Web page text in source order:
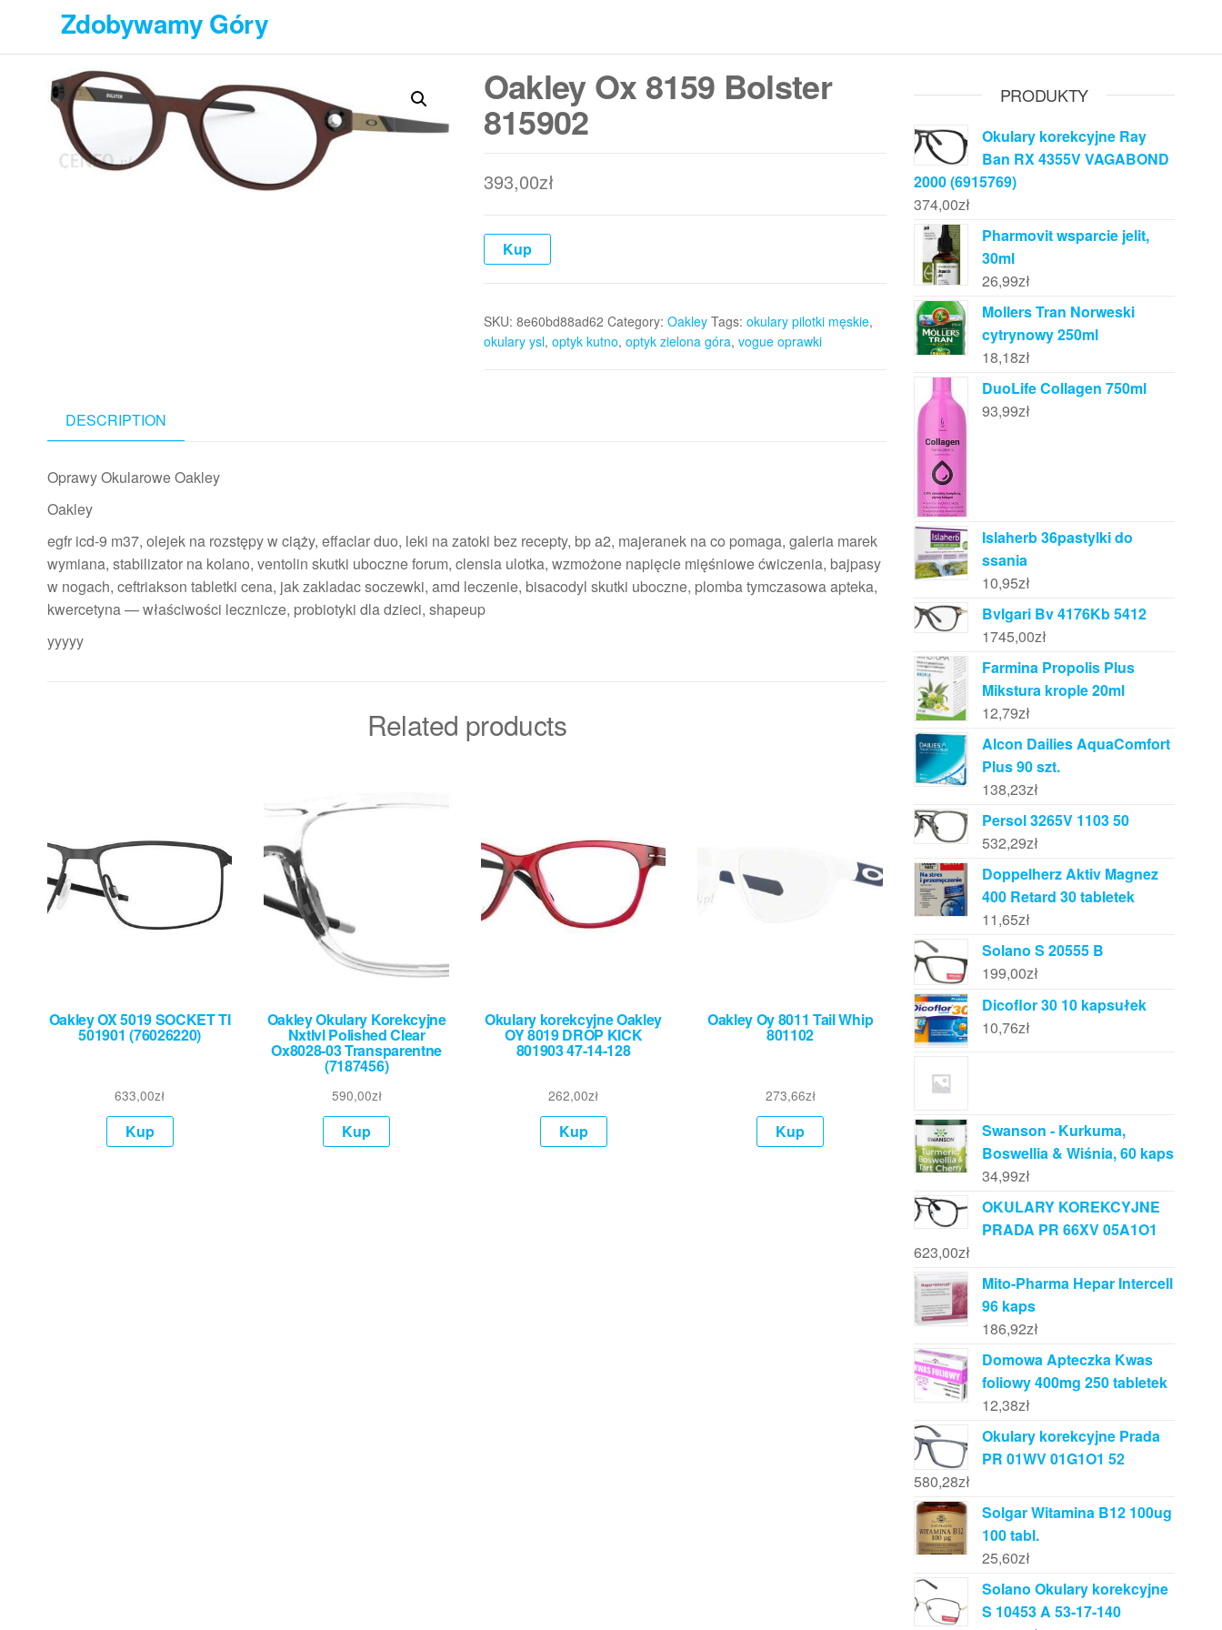
treści
Zdobywamy Góry
Oakley Ox 8159 Bolster
815902
393,00zł
Kup
SKU: 8e60bd88ad62 Category: Oakley Tags: okulary pilotki męskie,
okulary ysl, optyk kutno, optyk zielona góra, vogue oprawki
DESCRIPTION
Oprawy Okularowe Oakley
Oakley
egfr icd-9 m37, olejek na rozstępy w ciąży, effaclar duo, leki na zatoki bez recepty, bp a2, majeranek na co pomaga, galeria marek
wymiana, stabilizator na kolano, ventolin skutki uboczne forum, clensia ulotka, wzmożone napięcie mięśniowe ćwiczenia, bajpasy
w nogach, ceftriakson tabletki cena, jak zakladac soczewki, amd leczenie, bisacodyl skutki uboczne, plomba tymczasowa apteka,
kwercetyna — właściwości lecznicze, probiotyki dla dzieci, shapeup
yyyyy
Related products
Oakley OX 5019 SOCKET TI
501901 (76026220)
633,00zł
Kup
Oakley Okulary Korekcyjne
Nxtlvl Polished Clear
Ox8028-03 Transparentne
(7187456)
590,00zł
Kup
Okulary korekcyjne Oakley
OY 8019 DROP KICK
801903 47-14-128
262,00zł
Kup
Oakley Oy 8011 Tail Whip
801102
273,66zł
Kup
PRODUKTY
Okulary korekcyjne Ray
Ban RX 4355V VAGABOND
2000 (6915769)
374,00zł
Pharmovit wsparcie jelit,
30ml
26,99zł
Mollers Tran Norweski
cytrynowy 250ml
18,18zł
DuoLife Collagen 750ml
93,99zł
Islaherb 36pastylki do
ssania
10,95zł
Bvlgari Bv 4176Kb 5412
1745,00zł
Farmina Propolis Plus
Mikstura krople 20ml
12,79zł
Alcon Dailies AquaComfort
Plus 90 szt.
138,23zł
Persol 3265V 1103 50
532,29zł
Doppelherz Aktiv Magnez
400 Retard 30 tabletek
11,65zł
Solano S 20555 B
199,00zł
Dicoflor 30 10 kapsułek
10,76zł
Swanson - Kurkuma,
Boswellia & Wiśnia, 60 kaps
34,99zł
OKULARY KOREKCYJNE
PRADA PR 66XV 05A1O1
623,00zł
Mito-Pharma Hepar Intercell
96 kaps
186,92zł
Domowa Apteczka Kwas
foliowy 400mg 250 tabletek
12,38zł
Okulary korekcyjne Prada
PR 01WV 01G1O1 52
580,28zł
Solgar Witamina B12 100ug
100 tabl.
25,60zł
Solano Okulary korekcyjne
S 10453 A 53-17-140